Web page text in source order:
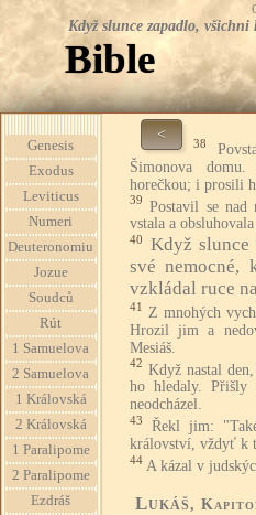
Když slunce zapadlo,
Bible
Genesis
Exodus
Leviticus
Numeri
Deuteronomiu
Jozue
Soudců
Rút
1 Samuelova
2 Samuelova
1 Královská
2 Královská
1 Paralipome
2 Paralipome
Ezdráš
<
38
Šimonova
horečkou; i prosili
39
Postavil se
vstala a
40
Když
své
vzkládal ruce
41
Z mnohých
Hrozil jim a
Mesiáš.
42 Když nastal
ho hledaly.
neodcházel.
43
Řekl jim:
království, vždyť k
44 A kázal v
Lukáš,